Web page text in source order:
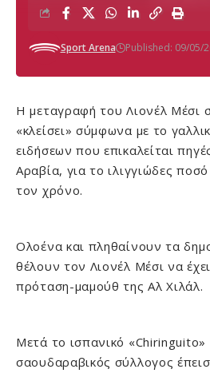
Sport Arena Published: 09/05/
Η μεταγραφή του Λιονέλ Μέσι
«κλείσει» σύμφωνα με το
ειδήσεων που επικαλείται
Αραβία, για το ιλιγγιώδες
τον χρόνο.
Ολοένα και πληθαίνουν τα
θέλουν τον Λιονέλ Μέσι να
πρόταση-μαμούθ της Αλ Χιλάλ.
Μετά το ισπανικό
σαουδαραβικός σύλλογος